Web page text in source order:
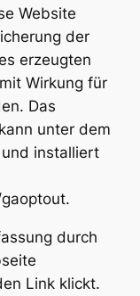
Website
der
erzeugten
Wirkung für
Das
unter dem
installiert
durch
Link klickt.